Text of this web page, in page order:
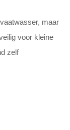
maar
voor kleine
zelf